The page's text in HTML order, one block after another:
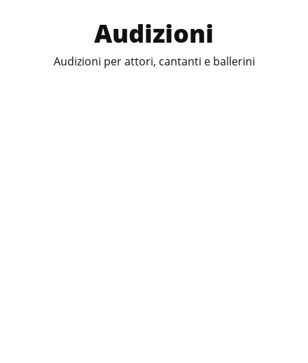
Audizioni
Audizioni per attori, cantanti e ballerini